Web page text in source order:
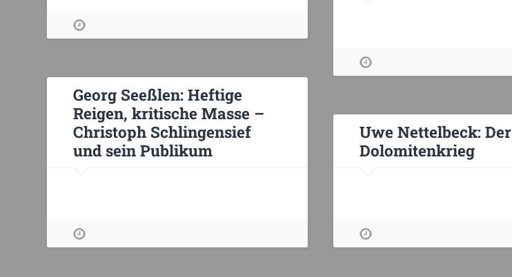
Georg Seeßlen: Heftige
Reigen, kritische Masse –
Christoph Schlingensief
und sein Publikum
Uwe Nettelbeck: Der
Dolomitenkrieg